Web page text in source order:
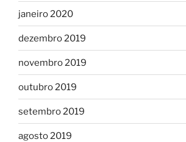
janeiro 2020
dezembro 2019
novembro 2019
outubro 2019
setembro 2019
agosto 2019